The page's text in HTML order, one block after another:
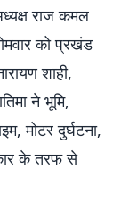
राज कमल
को प्रखंड
शाही,
ने भूमि,
मोटर दुर्घटना,
के तरफ से